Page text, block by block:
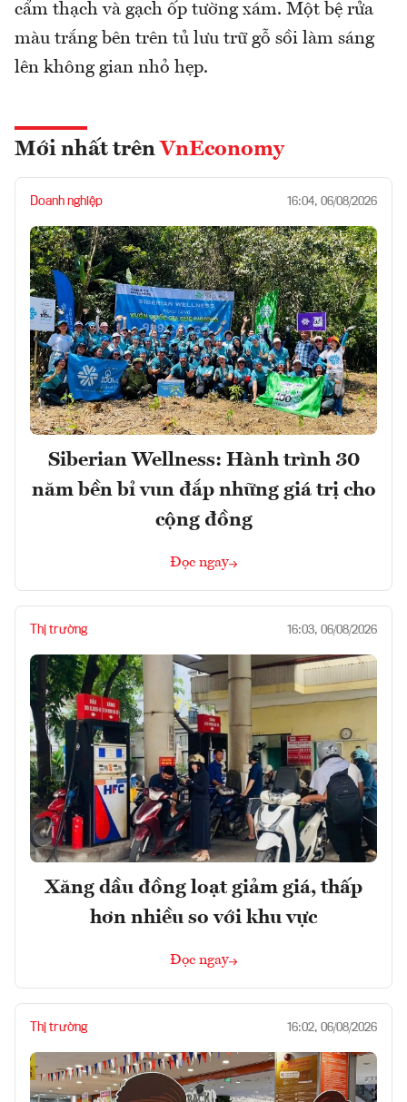
cẩm thạch và gạch ốp tường xám. Một bệ rửa
màu trắng bên trên tủ lưu trữ gỗ sồi làm sáng
lên không gian nhỏ hẹp.
Mới nhất trên VnEconomy
Doanh nghiệp 16:04, 06/08/2026
Siberian Wellness: Hành trình 30
năm bền bỉ vun đắp những giá trị cho
cộng đồng
Đọc ngay
Thị trường 16:03, 06/08/2026
Xăng dầu đồng loạt giảm giá, thấp
hơn nhiều so với khu vực
Đọc ngay
Thị trường 16:02, 06/08/2026